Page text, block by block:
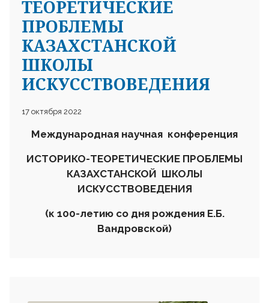
ТЕОРЕТИЧЕСКИЕ
ПРОБЛЕМЫ
КАЗАХСТАНСКОЙ
ШКОЛЫ
ИСКУССТВОВЕДЕНИЯ
17 октября 2022
Международная научная конференция
ИСТОРИКО-ТЕОРЕТИЧЕСКИЕ ПРОБЛЕМЫ
КАЗАХСТАНСКОЙ ШКОЛЫ
ИСКУССТВОВЕДЕНИЯ
(к 100-летию со дня рождения Е.Б.
Вандровской)